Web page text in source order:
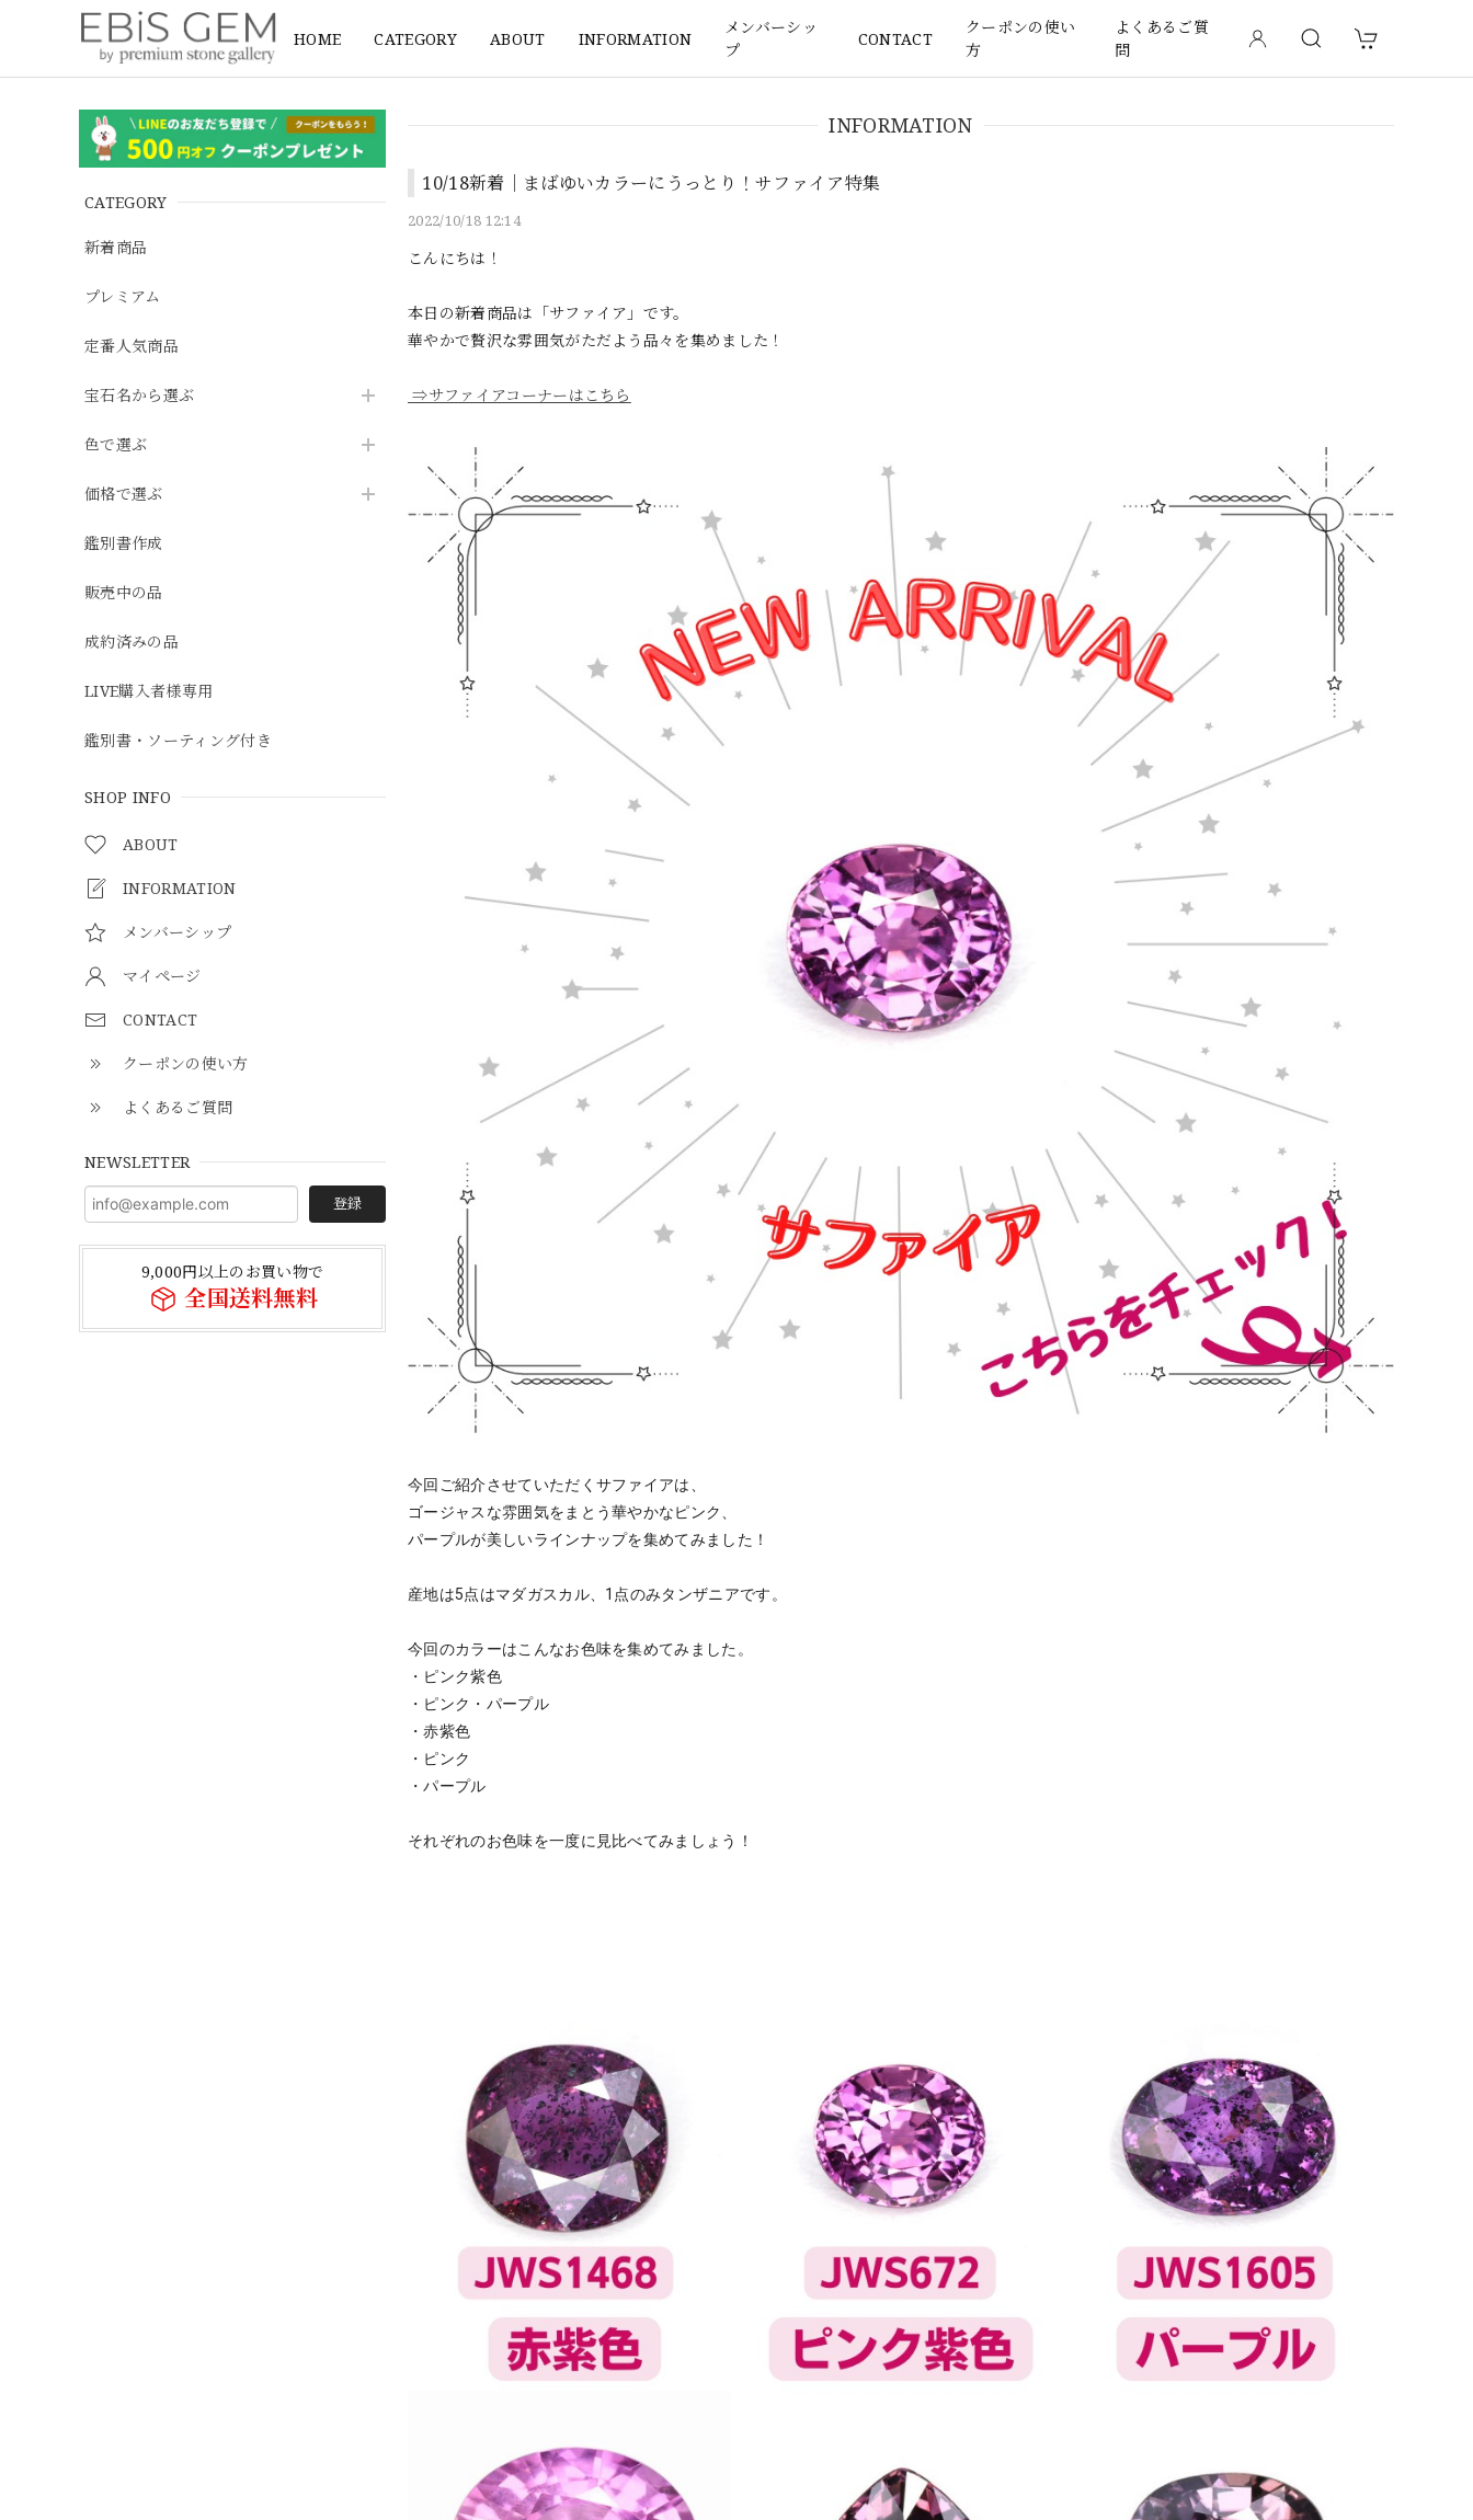
HOME CATEGORY ABOUT INFORMATION
メンバーシッ
プ
CONTACT
クーポンの使い
方
よくあるご質
問
CATEGORY
新着商品
プレミアム
定番人気商品
宝石名から選ぶ
色で選ぶ
価格で選ぶ
鑑別書作成
販売中の品
成約済みの品
LIVE購入者様専用
鑑別書・ソーティング付き
SHOP INFO
ABOUT
INFORMATION
メンバーシップ
マイページ
CONTACT
クーポンの使い方
よくあるご質問
NEWSLETTER
登録
9,000円以上のお買い物で
全国送料無料
INFORMATION
10/18新着｜まばゆいカラーにうっとり！サファイア特集
2022/10/18 12:14
こんにちは！
本日の新着商品は「サファイア」です。
華やかで贅沢な雰囲気がただよう品々を集めました！
⇒サファイアコーナーはこちら
今回ご紹介させていただくサファイアは、
ゴージャスな雰囲気をまとう華やかなピンク、
パープルが美しいラインナップを集めてみました！
産地は5点はマダガスカル、1点のみタンザニアです。
今回のカラーはこんなお色味を集めてみました。
・ ピンク紫色
・ピンク・パープル
・赤紫色
・ピンク
・パープル
それぞれのお色味を一度に見比べてみましょう！